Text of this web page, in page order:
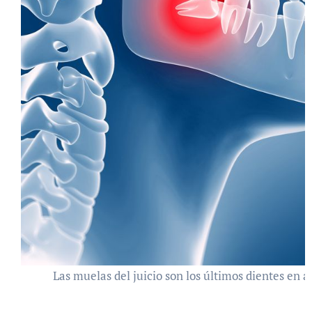
Las muelas del juicio son los últimos dientes en